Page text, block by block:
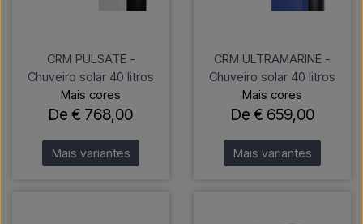
CRM PULSATE -
Chuveiro solar 40 litros
Mais cores
De € 768,00
Mais variantes
CRM ULTRAMARINE -
Chuveiro solar 40 litros
Mais cores
De € 659,00
Mais variantes